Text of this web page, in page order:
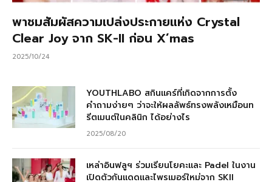
พาชมสัมผัสความเปล่งประกายแห่ง Crystal
Clear Joy จาก SK-II ก่อน X’mas
2025/10/24
YOUTHLABO สกินแคร์ที่เกิดจากการตั้ง
คำถามง่ายๆ ว่าจะให้ผลลัพธ์ทรงพลังเหมือนท
รีตเมนต์ในคลินิก ได้อย่างไร
2025/08/20
เหล่าอินฟลูฯ ร่วมเรียนโยคะและ Padel ในงาน
เปิดตัวกันแดดและไพรเมอร์ใหม่จาก SKII